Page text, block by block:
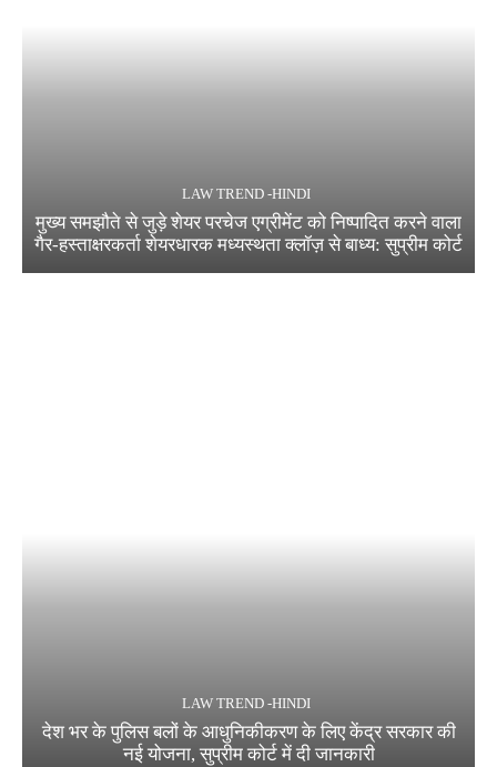
LAW TREND -HINDI
मुख्य समझौते से जुड़े शेयर परचेज एग्रीमेंट को निष्पादित करने वाला
गैर-हस्ताक्षरकर्ता शेयरधारक मध्यस्थता क्लॉज़ से बाध्य: सुप्रीम कोर्ट
LAW TREND -HINDI
देश भर के पुलिस बलों के आधुनिकीकरण के लिए केंद्र सरकार की
नई योजना, सुप्रीम कोर्ट में दी जानकारी